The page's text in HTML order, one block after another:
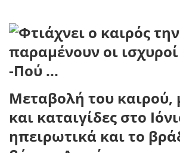
Μεταβολή του καιρού,
και καταιγίδες στο
ηπειρωτικά και το